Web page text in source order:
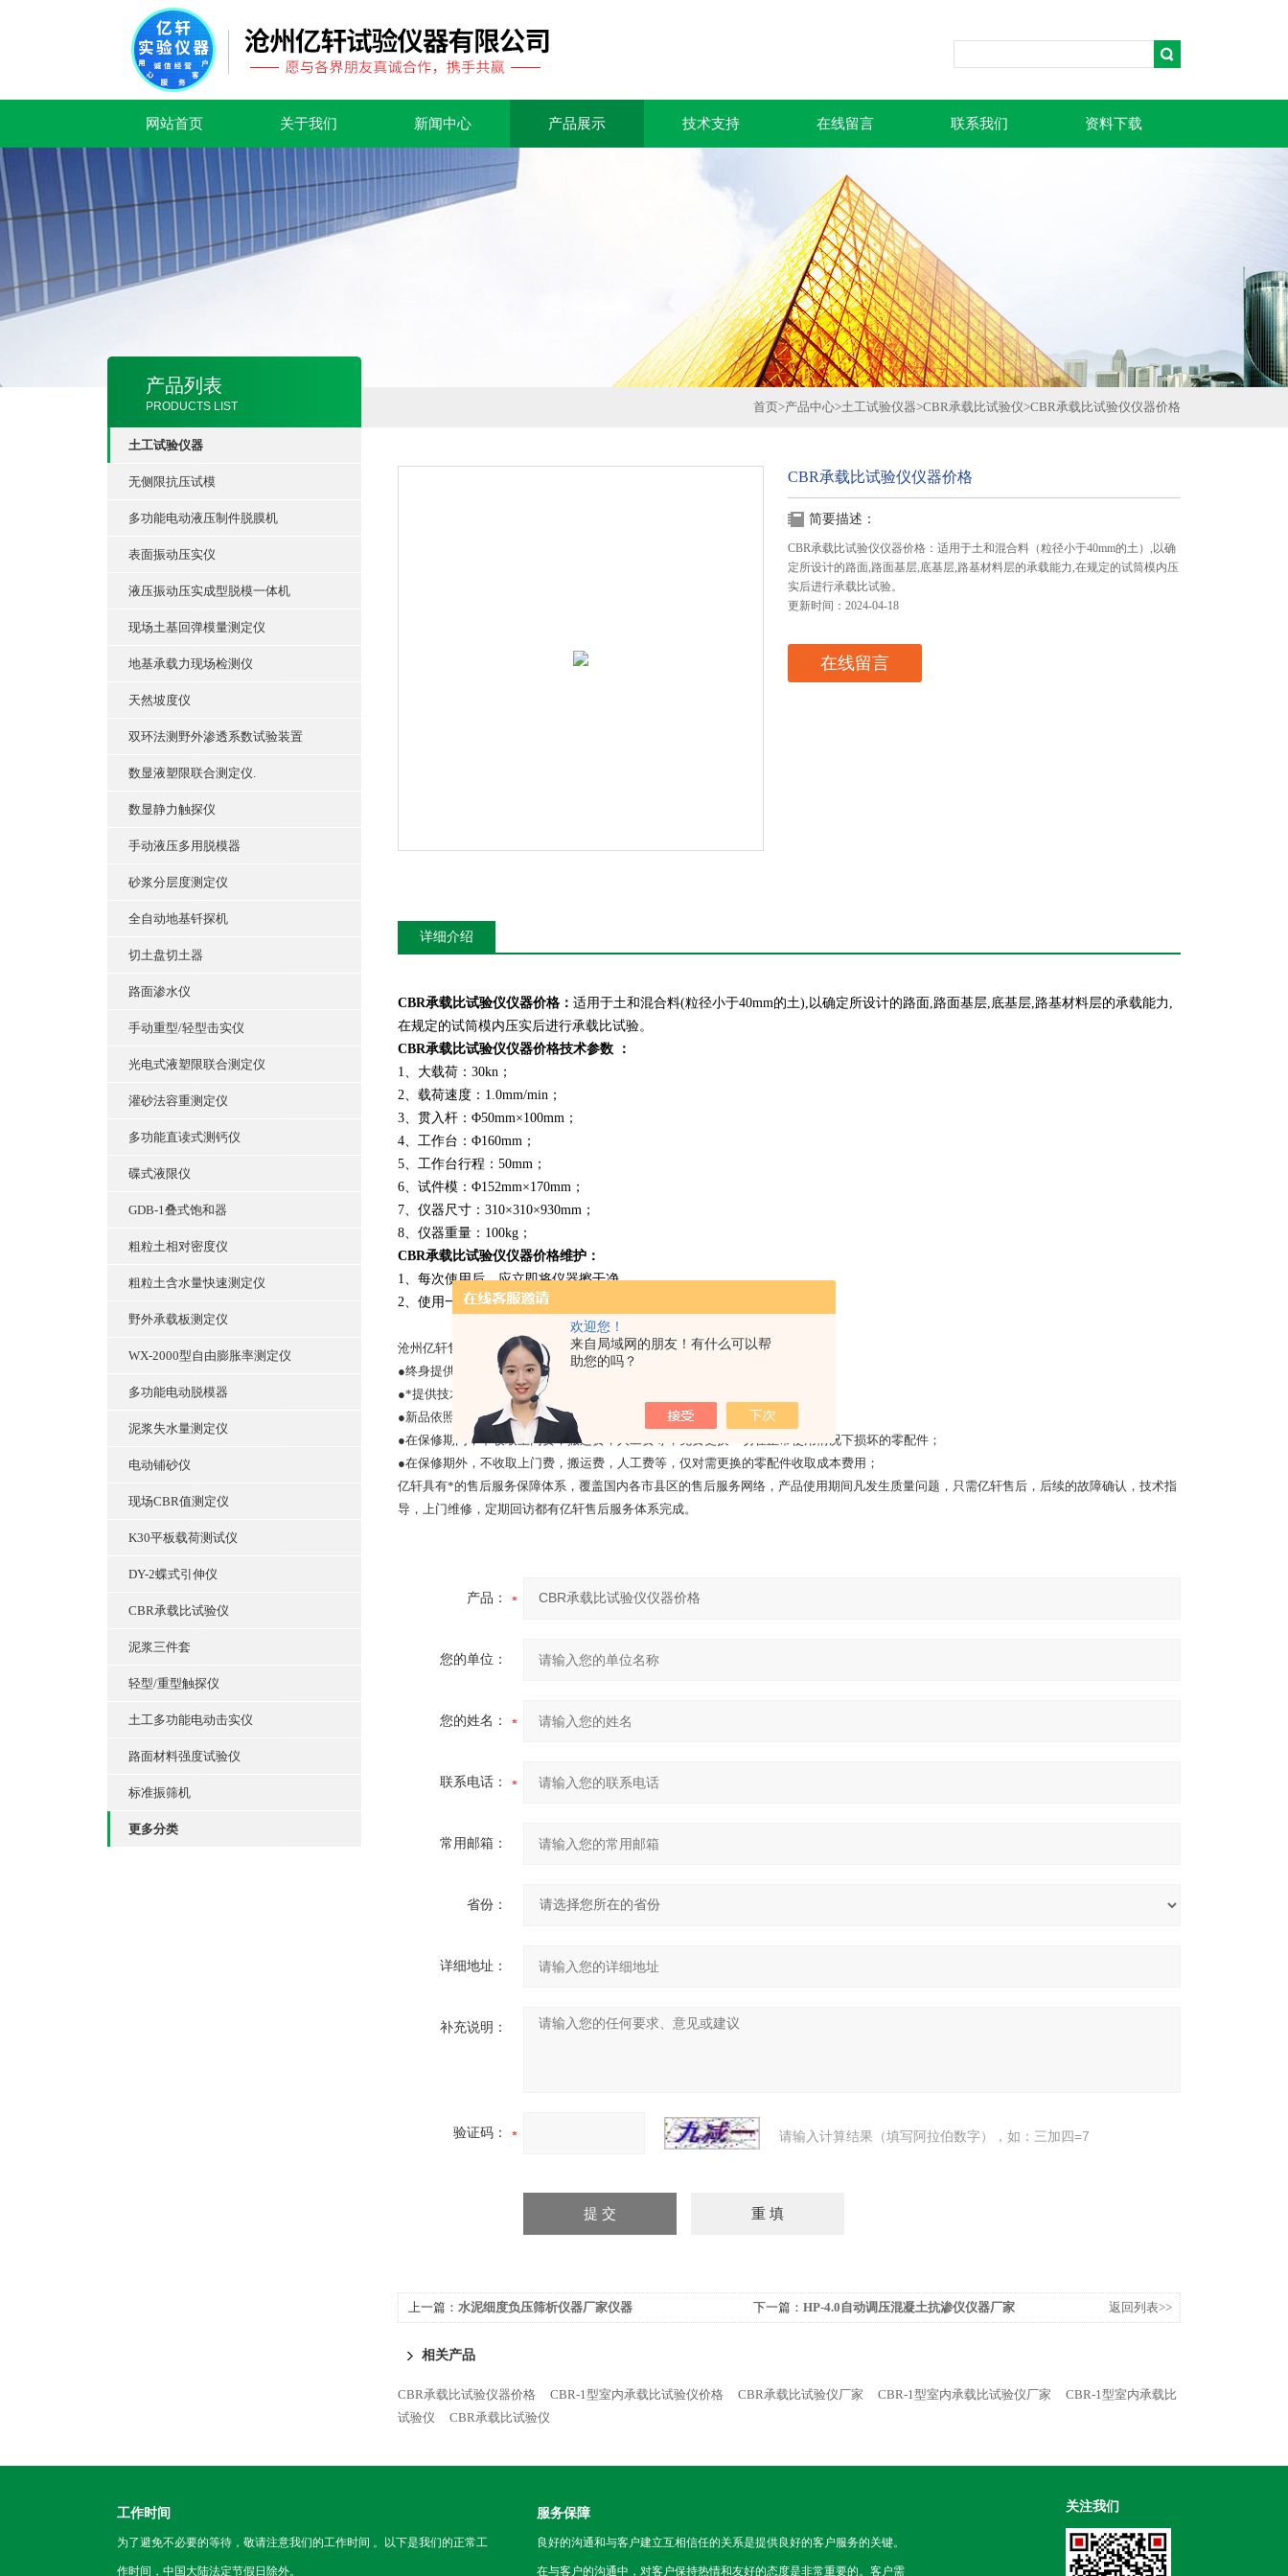
欢迎您！
来自局域网的朋友！有什么可以帮
助您的吗？
网站首页 关于我们 新闻中心 产品展示 技术支持 在线留言 联系我们 资料下载
产品列表
PRODUCTS LIST
土工试验仪器
无侧限抗压试模
多功能电动液压制件脱膜机
表面振动压实仪
液压振动压实成型脱模一体机
现场土基回弹模量测定仪
地基承载力现场检测仪
天然坡度仪
双环法测野外渗透系数试验装置
数显液塑限联合测定仪.
数显静力触探仪
手动液压多用脱模器
砂浆分层度测定仪
全自动地基钎探机
切土盘切土器
路面渗水仪
手动重型/轻型击实仪
光电式液塑限联合测定仪
灌砂法容重测定仪
多功能直读式测钙仪
碟式液限仪
GDB-1叠式饱和器
粗粒土相对密度仪
粗粒土含水量快速测定仪
野外承载板测定仪
WX-2000型自由膨胀率测定仪
多功能电动脱模器
泥浆失水量测定仪
电动铺砂仪
现场CBR值测定仪
K30平板载荷测试仪
DY-2蝶式引伸仪
CBR承载比试验仪
泥浆三件套
轻型/重型触探仪
土工多功能电动击实仪
路面材料强度试验仪
标准振筛机
更多分类
首页>产品中心>土工试验仪器>CBR承载比试验仪>CBR承载比试验仪仪器价格
CBR承载比试验仪仪器价格
简要描述：
CBR承载比试验仪仪器价格：适用于土和混合料（粒径小于40mm的土）,以确
定所设计的路面,路面基层,底基层,路基材料层的承载能力,在规定的试筒模内压
实后进行承载比试验。
更新时间：2024-04-18
在线留言
详细介绍
CBR承载比试验仪仪器价格 ： 适用于土和混合料(粒径小于40mm的土),以确定所设计的路面,路面基层,底基层,路基材料层的承载能力,
在规定的试筒模内压实后进行承载比试验。
CBR承载比试验仪仪器价格技术参数 ：
1、大载荷：30kn；
2、载荷速度：1.0mm/min；
3、贯入杆：Φ50mm×100mm；
4、工作台：Φ160mm；
5、工作台行程：50mm；
6、试件模：Φ152mm×170mm；
7、仪器尺寸：310×310×930mm；
8、仪器重量：100kg；
CBR承载比试验仪仪器价格维护：
1、每次使用后，应立即将仪器擦干净。
2、使用一年后应把变速箱内润滑油脂换上新的润滑油脂，定期保养。
沧州亿轩售后服务宗旨：
●终身提供维修及维护服务，终身负责零配件的及时供应；
●*提供技术咨询及服务；
●新品依照购销合同实行整机免费保修，
●在保修期内，不收取上门费，搬运费，人工费等，免费更换一切在正常使用情况下损坏的零配件；
●在保修期外，不收取上门费，搬运费，人工费等，仅对需更换的零配件收取成本费用；
亿轩具有*的售后服务保障体系，覆盖国内各市县区的售后服务网络，产品使用期间凡发生质量问题，只需亿轩售后，后续的故障确认，技术指
导，上门维修，定期回访都有亿轩售后服务体系完成。
产品：
您的单位：
您的姓名：
联系电话：
常用邮箱：
省份：
详细地址：
补充说明：
验证码： 请输入计算结果（填写阿拉伯数字），如：三加四=7
上一篇： 水泥细度负压筛析仪器厂家仪器 下一篇： HP-4.0自动调压混凝土抗渗仪仪器厂家 返回列表>>
相关产品
CBR承载比试验仪器价格 CBR-1型室内承载比试验仪价格 CBR承载比试验仪厂家 CBR-1型室内承载比试验仪厂家
CBR-1型室内承载比
试验仪
CBR承载比试验仪
工作时间
为了避免不必要的等待，敬请注意我们的工作时间 。以下是我们的正常工
作时间，中国大陆法定节假日除外。
服务保障
良好的沟通和与客户建立互相信任的关系是提供良好的客户服务的关键。
在与客户的沟通中，对客户保持热情和友好的态度是非常重要的。客户需
关注我们